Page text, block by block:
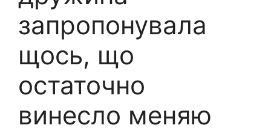
запропонувала
щось, що
остаточно
винесло меняю